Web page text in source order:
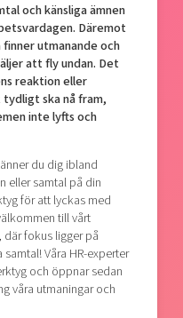
och känsliga ämnen
Däremot
utmanande och
att fly undan. Det
reaktion eller
ska nå fram,
inte lyfts och
du dig ibland
eller samtal på din
för att lyckas med
till vårt
fokus ligger på
Våra HR-experter
och öppnar sedan
våra utmaningar och